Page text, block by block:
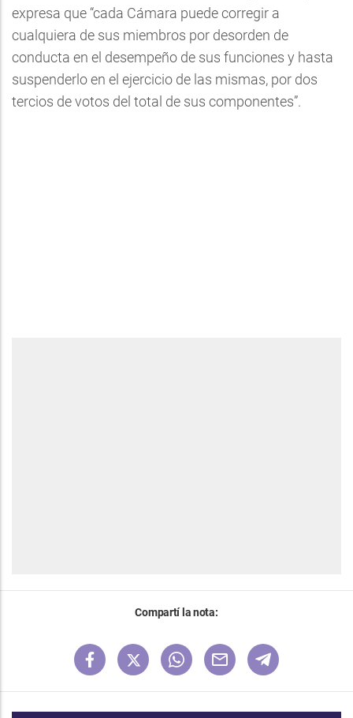
expresa que “cada Cámara puede corregir a
cualquiera de sus miembros por desorden de
conducta en el desempeño de sus funciones y hasta
suspenderlo en el ejercicio de las mismas, por dos
tercios de votos del total de sus componentes”.
Compartí la nota: